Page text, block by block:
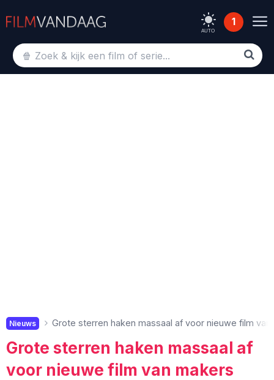
AUTO
1
Nieuws Grote sterren haken massaal af voor nieuwe film
Grote sterren haken massaal af
voor nieuwe film van makers